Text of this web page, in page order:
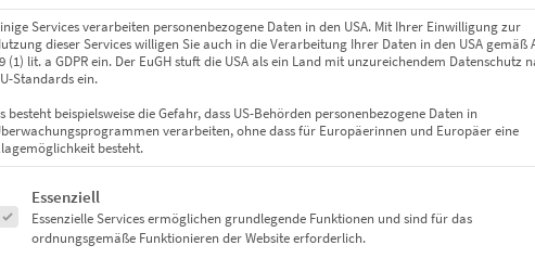
Enthält 19% Mwst.
zzgl.Versand
Services verarbeiten personenbezogene Daten in den USA. Mit Ihrer Einwilligung zur
dieser Services willigen Sie auch in die Verarbeitung Ihrer Daten in den USA gemäß
(1) lit. a GDPR ein. Der EuGH stuft die USA als ein Land mit unzureichendem Datenschutz
Standards ein.
besteht beispielsweise die Gefahr, dass US-Behörden personenbezogene Daten in
verarbeiten, ohne dass für Europäerinnen und Europäer eine
besteht.
Es folgt eine Liste der Service-Gruppen, für die eine Einwilligung erteilt
Essenziell
Essenzielle Services ermöglichen grundlegende Funktionen und sind für das
ordnungsgemäße Funktionieren der Website erforderlich.